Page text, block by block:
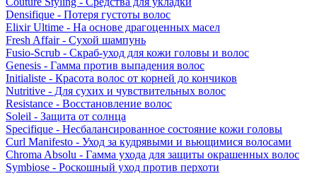
Densifique - Потеря густоты волос
Elixir Ultime - На основе драгоценных масел
Fresh Affair - Сухой шампунь
Fusio-Scrub - Скраб-уход для кожи головы и волос
Genesis - Гамма против выпадения волос
Initialiste - Красота волос от корней до кончиков
Nutritive - Для сухих и чувствительных волос
Resistance - Восстановление волос
Soleil - Защита от солнца
Specifique - Несбалансированное состояние кожи головы
Curl Manifesto - Уход за кудрявыми и вьющимися волосами
Chroma Absolu - Гамма ухода для защиты окрашенных волос
Symbiose - Роскошный уход против перхоти